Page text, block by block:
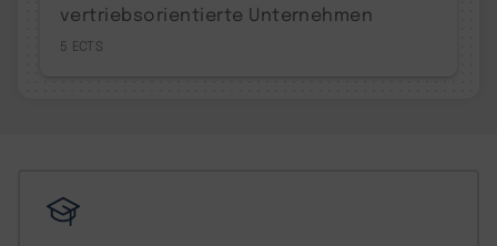
vertriebsorientierte Unternehmen
5